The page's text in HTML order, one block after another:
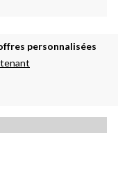
personnalisées